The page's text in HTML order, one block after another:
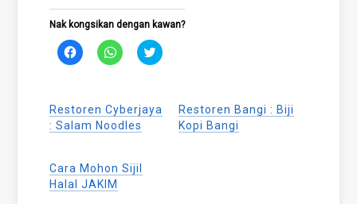
Nak kongsikan dengan kawan?
Click
to
(Opens
in
new
window)
Click
to
(Opens
in
new
window)
Click
to
(Opens
in
window)
Restoren Cyberjaya
: Salam Noodles
Restoren Bangi : Biji
Kopi Bangi
Cara Mohon Sijil
Halal JAKIM